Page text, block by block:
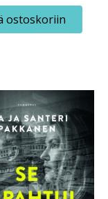
ostoskoriin